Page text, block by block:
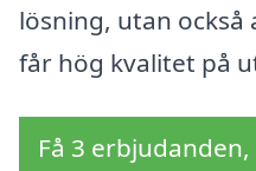
lösning, utan
får hög kvalitet på
Få 3